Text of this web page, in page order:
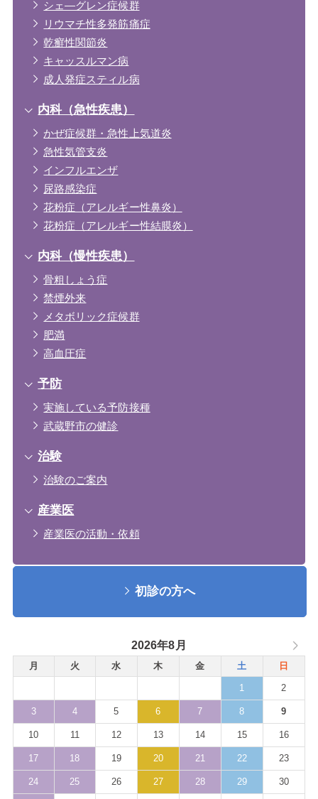
シェ―グレン症候群
リウマチ性多発筋痛症
乾癬性関節炎
キャッスルマン病
成人発症スティル病
内科（急性疾患）
かぜ症候群・急性上気道炎
急性気管支炎
インフルエンザ
尿路感染症
花粉症（アレルギー性鼻炎）
花粉症（アレルギー性結膜炎）
内科（慢性疾患）
骨粗しょう症
禁煙外来
メタボリック症候群
肥満
高血圧症
予防
実施している予防接種
武蔵野市の健診
治験
治験のご案内
産業医
産業医の活動・依頼
初診の方へ
2026年8月
月 火 水 木 金 土 日
1 2
3 4 5 6 7 8 9
10 11 12 13 14 15 16
17 18 19 20 21 22 23
24 25 26 27 28 29 30